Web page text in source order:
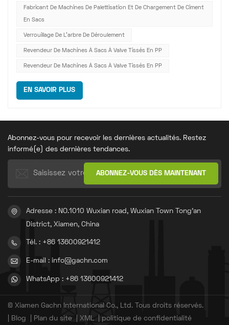
étrangers. GACHN INTERNATIO...
Fabricant De Machines De Palettisation Et De Chargement De Ciment
En Sacs
Verrouillage De L'arbre De Déroulement
Revendeur De Machines À Sacs À Valve Tissés En PP
Revendeur De Machines À Sacs À Valve Tissés En PP
EN SAVOIR PLUS
Abonnez-vous pour recevoir les dernières actualités. Restez
informé(e) des dernières tendances.
Adresse : NO.1010 Wuxian road, Wuxian Town Tong'an
District, Xiamen, China
Tél. : +86 13600921412
E-mail : info@gachn.com
WhatsApp : +86 13600921412
© Xiamen Gachn International Co., Ltd. Tous droits réservés.
Blog Plan du site XML politique de confidentialité